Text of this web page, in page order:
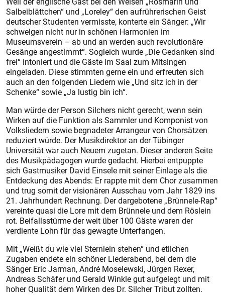
Salbeiblättchen“ und „Loreley“ den aufrührerischen Geist
deutscher Studenten vermisste, konterte ein Sänger: „Wir
schwelgen nicht nur in schönen Harmonien im
Museumsverein – ab und an werden auch revolutionäre
Gesänge angestimmt“. Sogleich wurde „Die Gedanken sind
frei“ intoniert und die Gäste im Saal zum Mitsingen
eingeladen. Diese stimmten gerne ein und erfreuten sich
auch an den folgenden Liedern wie „Und sitz ich in der
Schenke“ sowie „Ja lustig bin ich“.
Man würde der Person Silchers nicht gerecht, wenn sein
Wirken auf die Funktion als Sammler und Komponist von
Volksliedern sowie begnadeter Arrangeur von Chorsätzen
reduziert würde. Der Musikdirektor an der Tübinger
Universität war auch Neuem zugetan. Dieser anderen Seite
des Musikpädagogen wurde gedacht. Hierbei entpuppte
sich Gastmusiker David Einsele mit seiner Einlage als die
Entdeckung des Abends: Er rappte mit dem Chor zusammen
und trug somit der visionären Ausschau vom Jahr 1829 ins
21. Jahrhundert Rechnung. Der dargebotene „Brünnele-Rap“
vereinte quasi die Lore mit dem Brünnele und dem Röslein
rot. Beifallsstürme der weit über 100 Gäste waren der
verdiente Lohn für das gewagte Unterfangen.
Mit „Weißt du wie viel Sternlein stehen“ und etlichen
Zugaben endete ein schöner Liederabend, bei dem die
Sänger Eric Jarman, André Moselewski, Jürgen Rexer,
Andreas Schäfer und Gerald Winkle gut aufgelegt und mit
hoher Qualität dem Wirken des Dr. Silcher Tribut zollten.